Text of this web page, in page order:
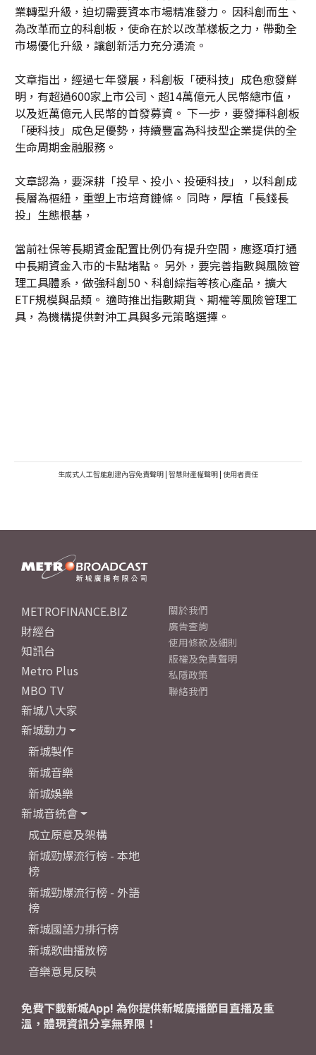
業轉型升級，迫切需要資本市場精准發力。 因科創而生、
為改革而立的科創板，使命在於以改革樣板之力，帶動全
市場優化升級，讓創新活力充分湧流。
文章指出，經過七年發展，科創板「硬科技」成色愈發鮮
明，有超過600家上市公司、超14萬億元人民幣總市值，
以及近萬億元人民幣的首發募資。 下一步，要發揮科創板
「硬科技」成色足優勢，持續豐富為科技型企業提供的全
生命周期金融服務。
文章認為，要深耕「投早、投小、投硬科技」，以科創成
長層為樞紐，重塑上市培育鏈條。 同時，厚植「長錢長
投」生態根基，
當前社保等長期資金配置比例仍有提升空間，應逐項打通
中長期資金入市的卡點堵點。 另外，要完善指數與風險管
理工具體系，做強科創50、科創綜指等核心產品，擴大
ETF規模與品類。 適時推出指數期貨、期權等風險管理工
具，為機構提供對沖工具與多元策略選擇。
生成式人工智能創建內容免責聲明 | 智慧財產權聲明 | 使用者責任
METROFINANCE.BIZ
財經台
知訊台
Metro Plus
MBO TV
新城八大家
新城動力
新城製作
新城音樂
新城娛樂
新城音統會
成立原意及架構
新城勁爆流行榜 - 本地
榜
新城勁爆流行榜 - 外語
榜
新城國語力排行榜
新城歌曲播放榜
音樂意見反映
關於我們
廣告查詢
使用條款及細則
版權及免責聲明
私隱政策
聯絡我們
免費下載新城App! 為你提供新城廣播節目直播及重
溫，體現資訊分享無界限！